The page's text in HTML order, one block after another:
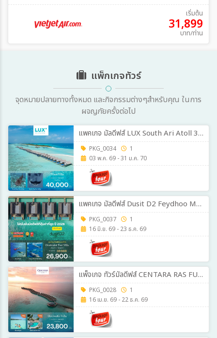
เริ่มต้น
31,899
บาท/ท่าน
แพ็กเกจทัวร์
จุดหมายปลายทางทั้งหมด และกิจกรรมต่างๆสำหรับคุณ ในการ
ผจญภัยครั้งต่อไป
แพคเกจ มัลดีฟส์ LUX South Ari Atoll 3 วัน 2 คืน
PKG_0034
1
03 พ.ค. 69 - 31 ม.ค. 70
แพคเกจ มัลดีฟส์ Dusit D2 Feydhoo Maldives 3วัน 2คืน
PKG_0037
1
16 มิ.ย. 69 - 23 ธ.ค. 69
แพ็จเกจ ทัวร์มัลดีฟส์ CENTARA RAS FUSHI RESORT 3วัน 2คืน
PKG_0028
1
16 เม.ย. 69 - 22 ธ.ค. 69